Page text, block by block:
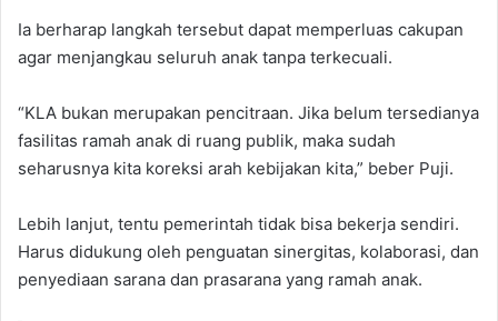
Ia berharap langkah tersebut dapat memperluas cakupan
agar menjangkau seluruh anak tanpa terkecuali.
“KLA bukan merupakan pencitraan. Jika belum tersedianya
fasilitas ramah anak di ruang publik, maka sudah
seharusnya kita koreksi arah kebijakan kita,” beber Puji.
Lebih lanjut, tentu pemerintah tidak bisa bekerja sendiri.
Harus didukung oleh penguatan sinergitas, kolaborasi, dan
penyediaan sarana dan prasarana yang ramah anak.